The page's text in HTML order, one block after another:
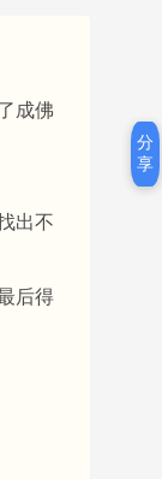
成佛
出不
后得
分
享